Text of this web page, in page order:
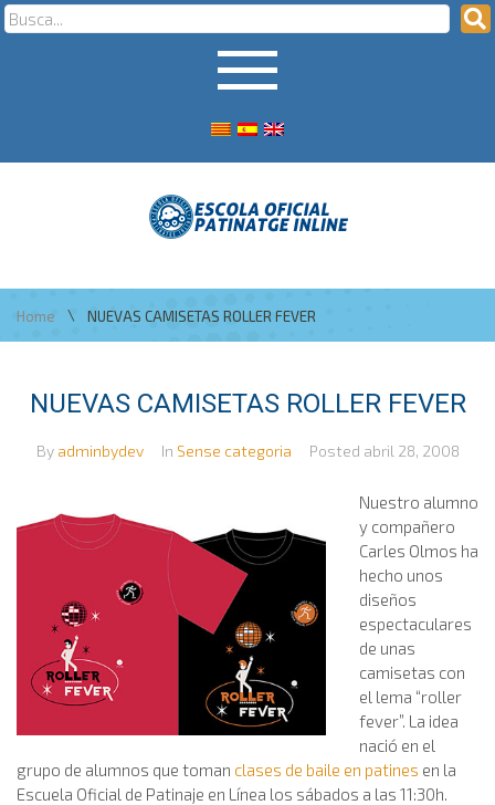
Home \ NUEVAS CAMISETAS ROLLER FEVER
NUEVAS CAMISETAS ROLLER FEVER
By adminbydev In Sense categoria Posted abril 28, 2008
Nuestro alumno
y compañero
Carles Olmos ha
hecho unos
diseños
espectaculares
de unas
camisetas con
el lema “roller
fever”. La idea
nació en el
grupo de alumnos que toman clases de baile en patines en la
Escuela Oficial de Patinaje en Línea los sábados a las 11:30h.